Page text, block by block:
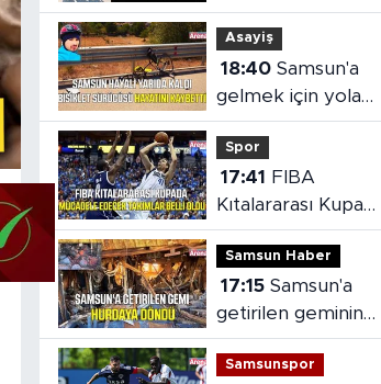
cezası olan şahıs
yakalandı
Asayiş
18:40 Samsun'a
gelmek için yola
çıkan bisikletiye
otomobil çarptı
Spor
17:41
Kıtalararası Kupa
2026’da mücadele
edecek takımlar
belli oldu
Samsun Haber
17:15 Samsun'a
getirilen geminin
hasarı ortaya çıktı
Samsunspor